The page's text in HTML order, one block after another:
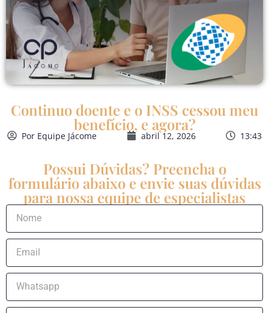
Continuo doente e o INSS cessou meu
benefício, e agora?
Por Equipe Jácome abril 12, 2026 13:43
Possui Dúvidas? Preencha o
formulário abaixo e envie suas dúvidas
para nossa equipe de especialistas